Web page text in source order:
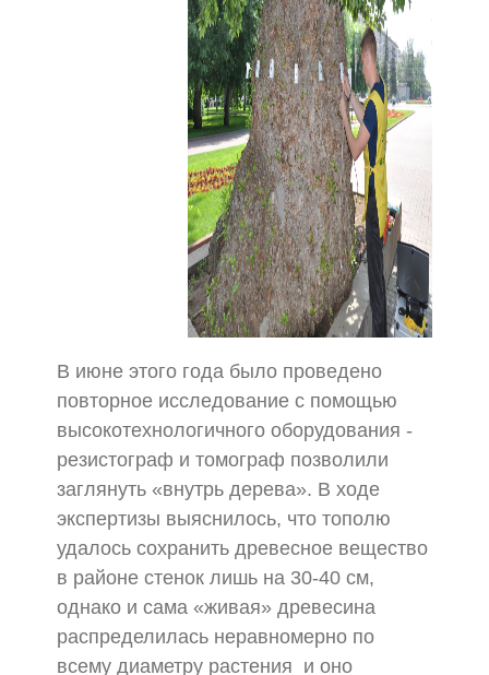
В июне этого года было проведено
повторное исследование с помощью
высокотехнологичного оборудования -
резистограф и томограф позволили
заглянуть «внутрь дерева». В ходе
экспертизы выяснилось, что тополю
удалось сохранить древесное вещество
в районе стенок лишь на 30-40 см,
однако и сама «живая» древесина
распределилась неравномерно по
всему диаметру растения и оно